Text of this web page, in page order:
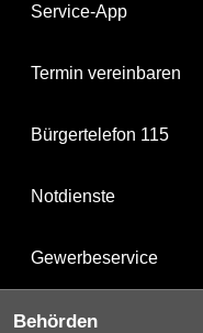
Service-App
Termin vereinbaren
Bürgertelefon 115
Notdienste
Gewerbeservice
Behörden